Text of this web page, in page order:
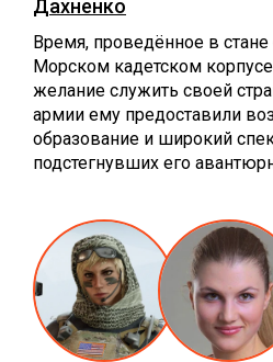
Дахненко
Время, проведённое в стане
Морском кадетском
желание служить своей
армии ему предоставили
образование и широкий
подстегнувших его